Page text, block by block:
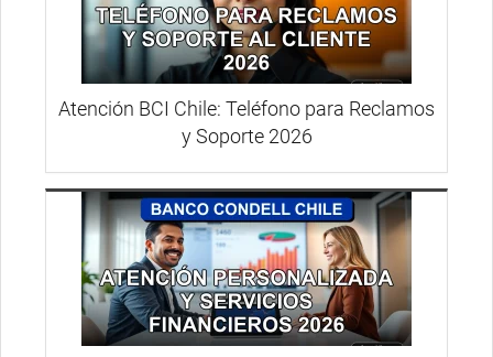
Atención BCI Chile: Teléfono para Reclamos
y Soporte 2026